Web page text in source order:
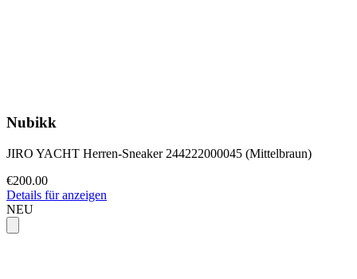
Nubikk
JIRO YACHT Herren-Sneaker 244222000045 (Mittelbraun)
€200.00
Details für anzeigen
NEU